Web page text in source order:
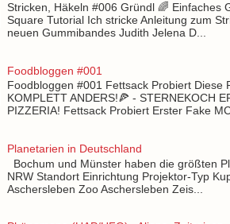
Stricken, Häkeln #006 Gründl 🌈 Einfaches
Square Tutorial Ich stricke Anleitung zum
neuen Gummibandes Judith Jelena D...
Foodbloggen #001
Foodbloggen #001 Fettsack Probiert Diese
KOMPLETT ANDERS!🍕 - STERNEKOCH
PIZZERIA! Fettsack Probiert Erster Fake
Planetarien in Deutschland
Bochum und Münster haben die größten
NRW Standort Einrichtung Projektor-Typ
Aschersleben Zoo Aschersleben Zeis...